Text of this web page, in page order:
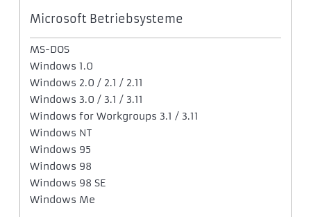
Microsoft Betriebsysteme
MS-DOS
Windows 1.0
Windows 2.0 / 2.1 / 2.11
Windows 3.0 / 3.1 / 3.11
Windows for Workgroups 3.1 / 3.11
Windows NT
Windows 95
Windows 98
Windows 98 SE
Windows Me